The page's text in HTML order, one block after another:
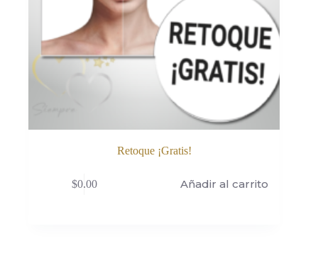
Retoque ¡Gratis!
$0.00 Añadir al carrito